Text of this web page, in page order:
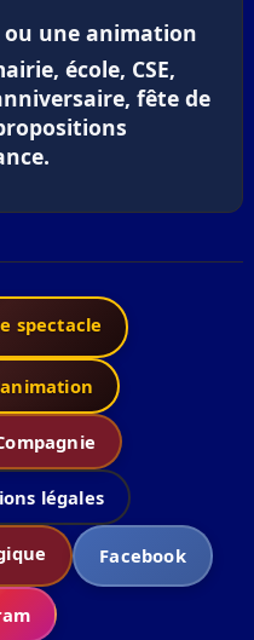
ou une animation
école, CSE,
fête de
spectacle
légales
Facebook